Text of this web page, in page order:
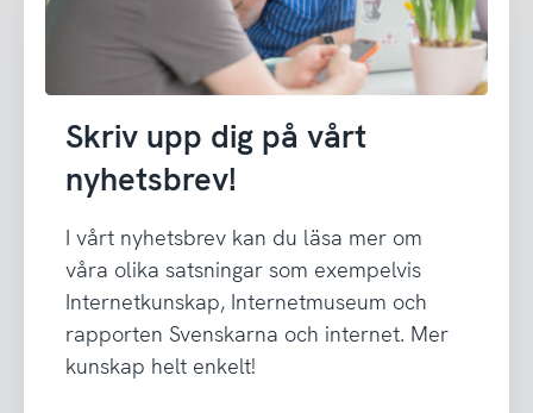
Skriv upp dig på vårt
nyhetsbrev!
I vårt nyhetsbrev kan du läsa mer om
våra olika satsningar som exempelvis
Internetkunskap, Internetmuseum och
rapporten Svenskarna och internet. Mer
kunskap helt enkelt!